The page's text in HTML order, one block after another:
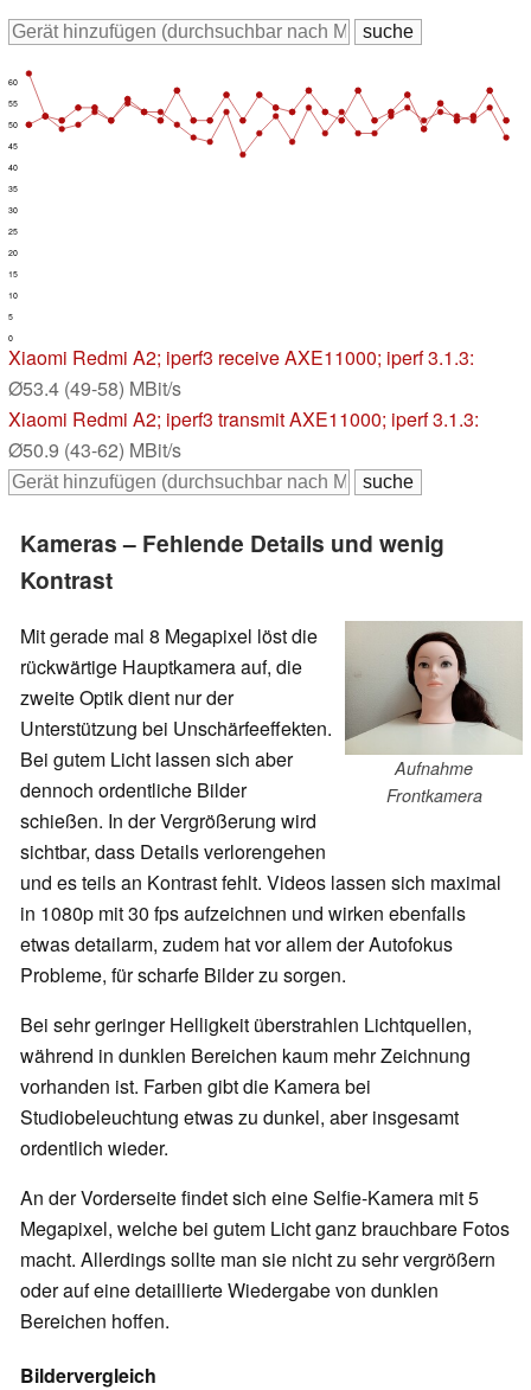
0
5
10
15
20
25
30
35
40
45
50
55
60
Xiaomi Redmi A2; iperf3 receive AXE11000; iperf 3.1.3:
Ø53.4 (49-58) MBit/s
Xiaomi Redmi A2; iperf3 transmit AXE11000; iperf 3.1.3:
Ø50.9 (43-62) MBit/s
Kameras – Fehlende Details und wenig
Kontrast
Aufnahme
Frontkamera
Mit gerade mal 8 Megapixel löst die
rückwärtige Hauptkamera auf, die
zweite Optik dient nur der
Unterstützung bei Unschärfeeffekten.
Bei gutem Licht lassen sich aber
dennoch ordentliche Bilder
schießen. In der Vergrößerung wird
sichtbar, dass Details verlorengehen
und es teils an Kontrast fehlt. Videos lassen sich maximal
in 1080p mit 30 fps aufzeichnen und wirken ebenfalls
etwas detailarm, zudem hat vor allem der Autofokus
Probleme, für scharfe Bilder zu sorgen.
Bei sehr geringer Helligkeit überstrahlen Lichtquellen,
während in dunklen Bereichen kaum mehr Zeichnung
vorhanden ist. Farben gibt die Kamera bei
Studiobeleuchtung etwas zu dunkel, aber insgesamt
ordentlich wieder.
An der Vorderseite findet sich eine Selfie-Kamera mit 5
Megapixel, welche bei gutem Licht ganz brauchbare Fotos
macht. Allerdings sollte man sie nicht zu sehr vergrößern
oder auf eine detaillierte Wiedergabe von dunklen
Bereichen hoffen.
Bildervergleich